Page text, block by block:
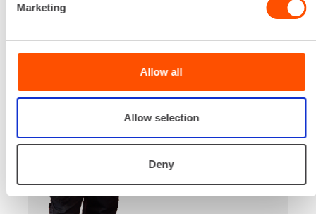
Marketing
Allow all
Allow selection
Deny
päättymiseen.
SOITA